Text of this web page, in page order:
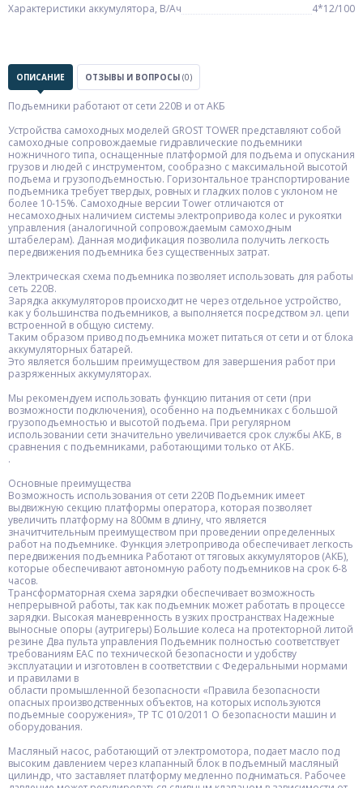
Характеристики аккумулятора, В/Ач
4*12/100
ОПИСАНИЕ ОТЗЫВЫ И ВОПРОСЫ (0)
Подъемники работают от сети 220В и от АКБ
Устройства самоходных моделей GROST TOWER представляют собой
самоходные сопровождаемые гидравлические подъемники
ножничного типа, оснащенные платформой для подъема и опускания
грузов и людей с инструментом, сообразно с максимальной высотой
подъема и грузоподъемностью. Горизонтальное транспортирование
подъемника требует твердых, ровных и гладких полов с уклоном не
более 10-15%. Самоходные версии Tower отличаются от
несамоходных наличием системы электропривода колес и рукоятки
управления (аналогичной сопровождаемым самоходным
штабелерам). Данная модификация позволила получить легкость
передвижения подъемника без существенных затрат.
Электрическая схема подъемника позволяет использовать для работы
сеть 220В.
Зарядка аккумуляторов происходит не через отдельное устройство,
как у большинства подъемников, а выполняется посредством эл. цепи
встроенной в общую систему.
Таким образом привод подъемника может питаться от сети и от блока
аккумуляторных батарей.
Это является большим преимуществом для завершения работ при
разряженных аккумуляторах.
Мы рекомендуем использовать функцию питания от сети (при
возможности подключения), особенно на подъемниках с большой
грузоподъемностью и высотой подъема. При регулярном
использовании сети значительно увеличивается срок службы АКБ, в
сравнения с подъемниками, работающими только от АКБ.
.
Основные преимущества
Возможность использования от сети 220В Подъемник имеет
выдвижную секцию платформы оператора, которая позволяет
увеличить платформу на 800мм в длину, что является
значитчительным преимуществом при проведении определенных
работ на подъемнике. Функция элетропривода обеспечивает легкость
передвижения подъемника Работают от тяговых аккумуляторов (АКБ),
которые обеспечивают автономную работу подъемников на срок 6-8
часов.
Трансформаторная схема зарядки обеспечивает возможность
непрерывной работы, так как подъемник может работать в процессе
зарядки. Высокая маневренность в узких пространствах Надежные
выносные опоры (аутригеры) Большие колеса на протекторной литой
резине Два пульта управления Подъемник полностью соответствует
требованиям ЕAС по технической безопасности и удобству
эксплуатации и изготовлен в соответствии с Федеральными нормами
и правилами в
области промышленной безопасности «Правила безопасности
опасных производственных объектов, на которых используются
подъемные сооружения», ТР ТС 010/2011 О безопасности машин и
оборудования.
Масляный насос, работающий от электромотора, подает масло под
высоким давлением через клапанный блок в подъемный масляный
цилиндр, что заставляет платформу медленно подниматься. Рабочее